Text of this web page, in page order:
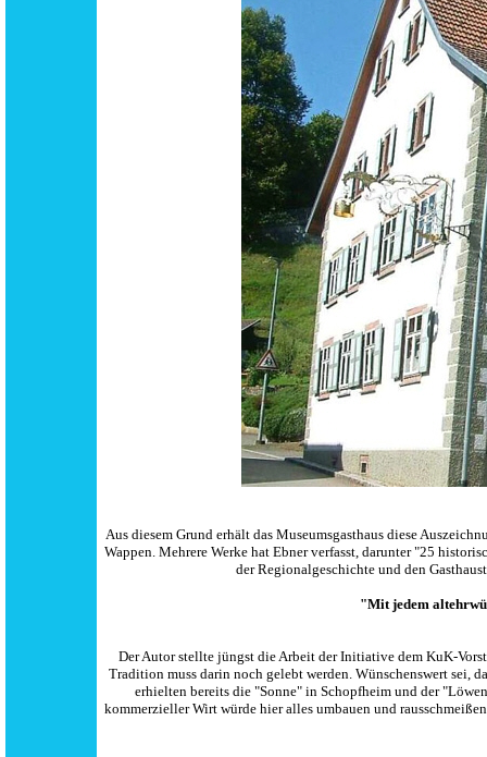
Aus diesem Grund erhält das Museumsgasthaus diese
Wappen. Mehrere Werke hat Ebner verfasst, darunter "25
der Regionalgeschichte und den
"Mit jedem
Der Autor stellte jüngst die Arbeit der Initiative dem KuK-
Tradition muss darin noch gelebt werden. Wünschenswert sei,
erhielten bereits die "Sonne" in Schopfheim und der
kommerzieller Wirt würde hier alles umbauen und